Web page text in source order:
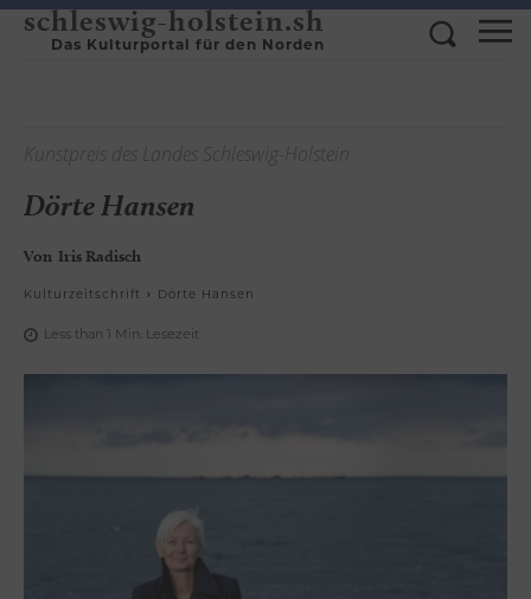
schleswig-holstein.sh
Das Kulturportal für den Norden
Kunstpreis des Landes Schleswig-Holstein
Dörte Hansen
Von Iris Radisch
Kulturzeitschrift Dörte Hansen
Less than 1 Min. Lesezeit